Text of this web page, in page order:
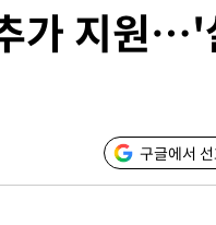
협"
가 지원…'
구글에서